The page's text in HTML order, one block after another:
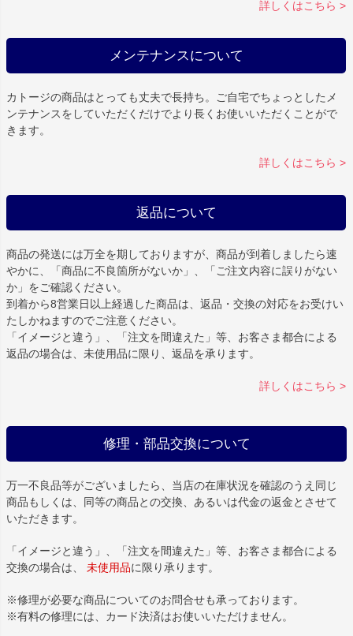
詳しくはこちら >
メンテナンスについて
カトージの商品はとっても丈夫で長持ち。ご自宅でちょっとしたメ
ンテナンスをしていただくだけでより長くお使いいただくことがで
きます。
詳しくはこちら >
返品について
商品の発送には万全を期しておりますが、商品が到着しましたら速
やかに、「商品に不良箇所がないか」、「ご注文内容に誤りがない
か」をご確認ください。
到着から8営業日以上経過した商品は、返品・交換の対応をお受けい
たしかねますのでご注意ください。
「イメージと違う」、「注文を間違えた」等、お客さま都合による
返品の場合は、未使用品に限り、返品を承ります。
詳しくはこちら >
修理・部品交換について
万一不良品等がございましたら、当店の在庫状況を確認のうえ同じ
商品もしくは、同等の商品との交換、あるいは代金の返金とさせて
いただきます。
「イメージと違う」、「注文を間違えた」等、お客さま都合による
交換の場合は、 未使用品に限り承ります。
※修理が必要な商品についてのお問合せも承っております。
※有料の修理には、カード決済はお使いいただけません。